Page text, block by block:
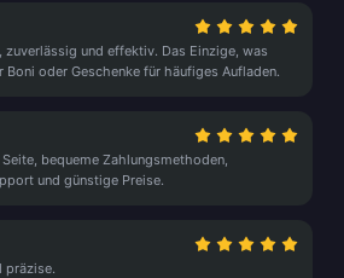
zuverlässig und effektiv. Das Einzige, was
Boni oder Geschenke für häufiges Aufladen.
bequeme Zahlungsmethoden,
und günstige Preise.
präzise.